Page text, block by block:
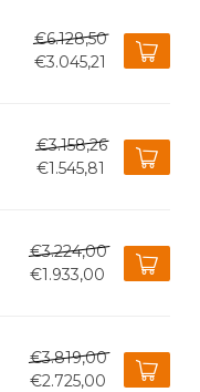
€6.128,50
€3.045,21
€3.158,26
€1.545,81
€3.224,00
€1.933,00
€3.819,00
€2.725,00